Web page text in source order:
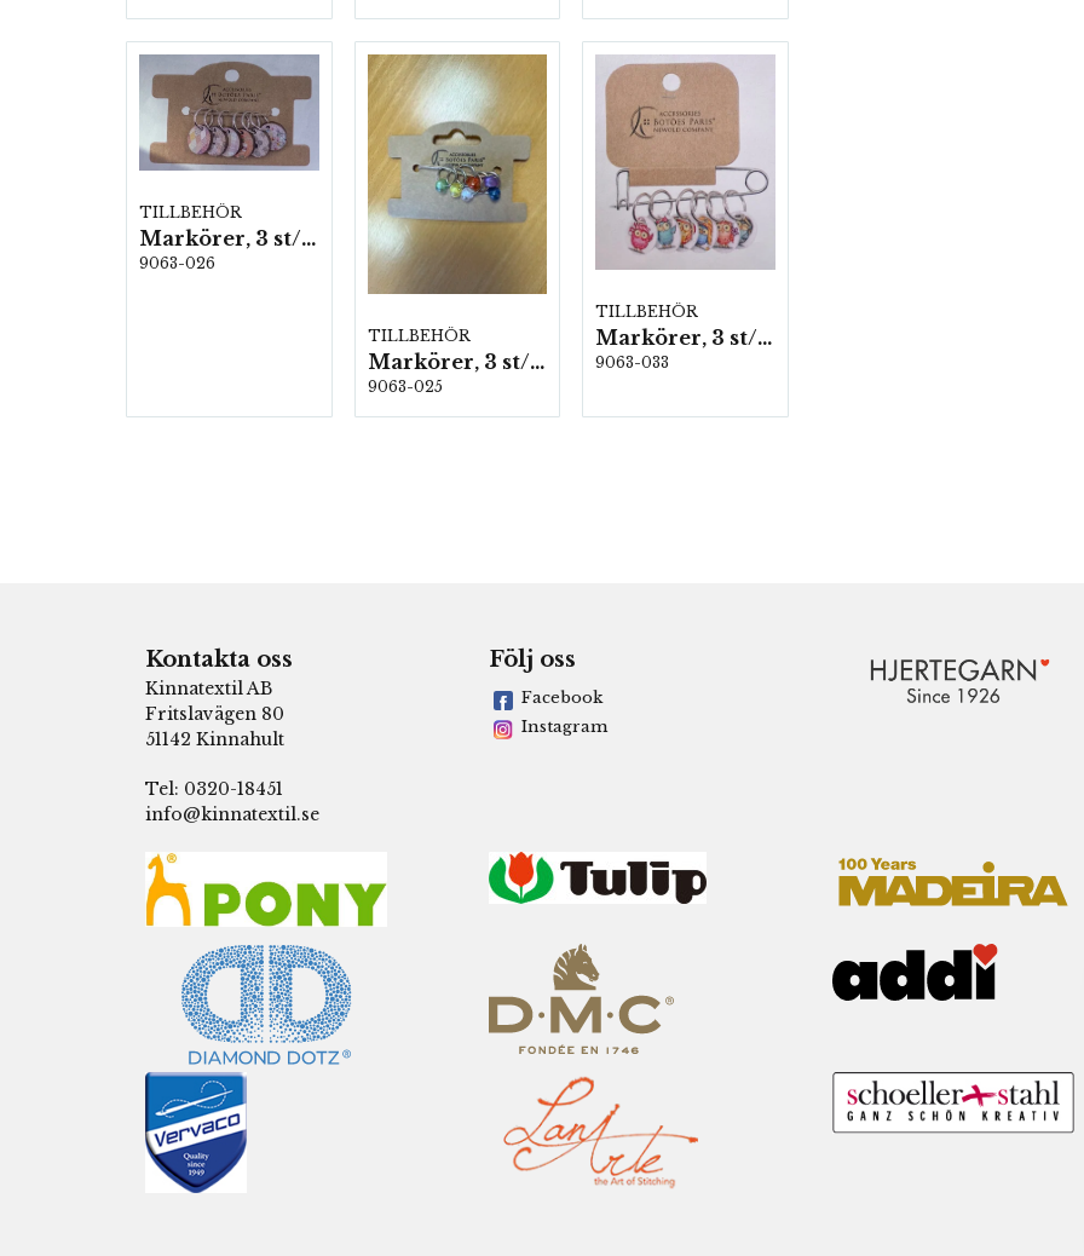
TILLBEHÖR
Markörer, 3 st/förp.
9063-026
TILLBEHÖR
Markörer, 3 st/förp.
9063-025
TILLBEHÖR
Markörer, 3 st/förp.
9063-033
Kontakta oss
Kinnatextil AB
Fritslavägen 80
51142 Kinnahult
Tel: 0320-18451
info@kinnatextil.se
Följ oss
Facebook
Instagram